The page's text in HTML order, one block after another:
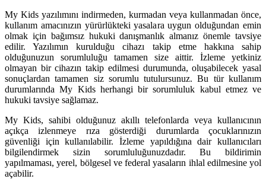
My Kids yazılımını indirmeden, kurmadan veya kullanmadan önce,
kullanım amacınızın yürürlükteki yasalara uygun olduğundan emin
olmak için bağımsız hukuki danışmanlık almanız önemle tavsiye
edilir. Yazılımın kurulduğu cihazı takip etme hakkına sahip
olduğunuzun sorumluluğu tamamen size aittir. İzleme yetkiniz
olmayan bir cihazın takip edilmesi durumunda, oluşabilecek yasal
sonuçlardan tamamen siz sorumlu tutulursunuz. Bu tür kullanım
durumlarında My Kids herhangi bir sorumluluk kabul etmez ve
hukuki tavsiye sağlamaz.
My Kids, sahibi olduğunuz akıllı telefonlarda veya kullanıcının
açıkça izlenmeye rıza gösterdiği durumlarda çocuklarınızın
güvenliği için kullanılabilir. İzleme yapıldığına dair kullanıcıları
bilgilendirmek sizin sorumluluğunuzdadır. Bu bildirimin
yapılmaması, yerel, bölgesel ve federal yasaların ihlal edilmesine yol
açabilir.